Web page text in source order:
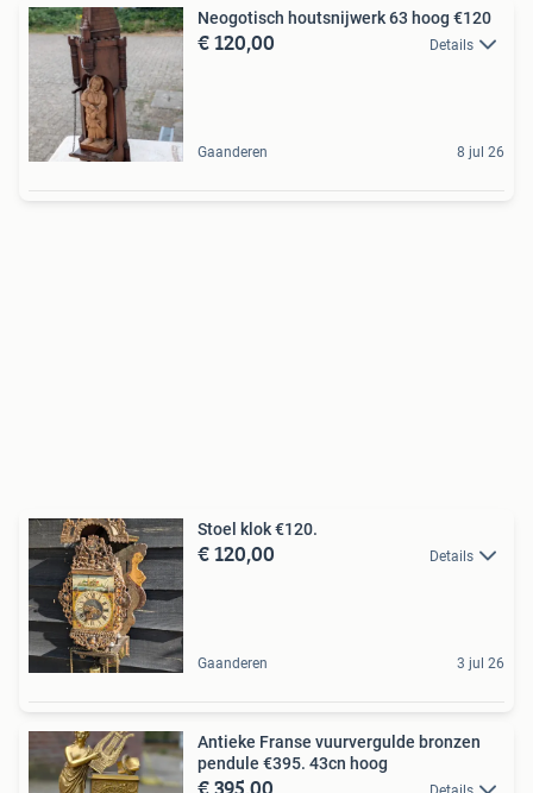
Neogotisch houtsnijwerk 63 hoog €120
€ 120,00 Details
Gaanderen 8 jul 26
Stoel klok €120.
€ 120,00 Details
Gaanderen 3 jul 26
Antieke Franse vuurvergulde bronzen
pendule €395. 43cn hoog